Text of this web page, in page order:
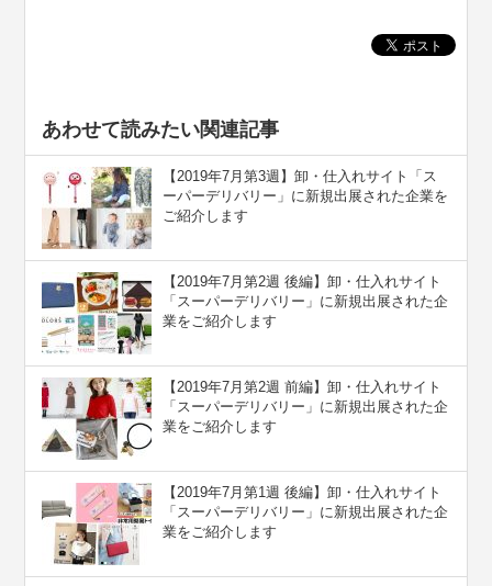
あわせて読みたい関連記事
【2019年7月第3週】卸・仕入れサイト「ス
ーパーデリバリー」に新規出展された企業を
ご紹介します
【2019年7月第2週 後編】卸・仕入れサイト
「スーパーデリバリー」に新規出展された企
業をご紹介します
【2019年7月第2週 前編】卸・仕入れサイト
「スーパーデリバリー」に新規出展された企
業をご紹介します
【2019年7月第1週 後編】卸・仕入れサイト
「スーパーデリバリー」に新規出展された企
業をご紹介します